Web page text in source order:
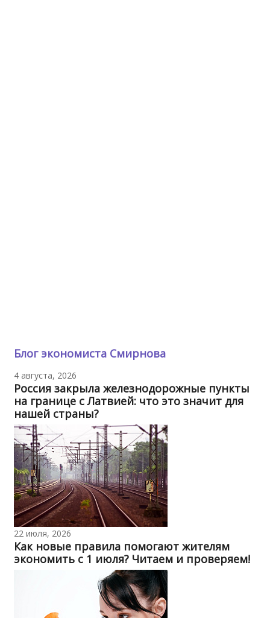
Блог экономиста Смирнова
4 августа, 2026
Россия закрыла железнодорожные пункты
на границе с Латвией: что это значит для
нашей страны?
22 июля, 2026
Как новые правила помогают жителям
экономить с 1 июля? Читаем и проверяем!